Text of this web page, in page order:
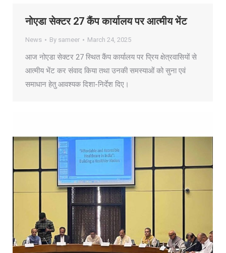
नोएडा सेक्टर 27 कैंप कार्यालय पर आत्मीय भेंट
News By sameer March 24, 2025
आज नोएडा सेक्टर 27 स्थित कैंप कार्यालय पर प्रिय क्षेत्रवासियों से
आत्मीय भेंट कर संवाद किया तथा उनकी समस्याओं को सुना एवं
समाधान हेतु आवश्यक दिशा-निर्देश दिए।